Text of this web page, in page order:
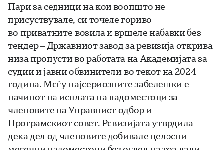
Пари за седници на кои воопшто не
присуствувале, си точеле гориво
во приватните возила и вршеле набавки без
тендер – Државниот завод за ревизија открива
низа пропусти во работата на Академијата за
судии и јавни обвинители во текот на 2024
година. Меѓу најсериозните забелешки е
начинот на исплата на надоместоци за
членовите на Управниот одбор и
Програмскиот совет. Ревизијата утврдила
дека дел од членовите добивале целосни